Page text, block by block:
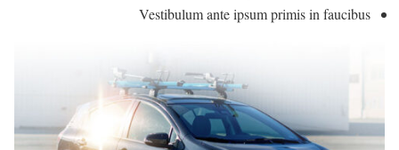
Vestibulum ante ipsum primis in faucibus